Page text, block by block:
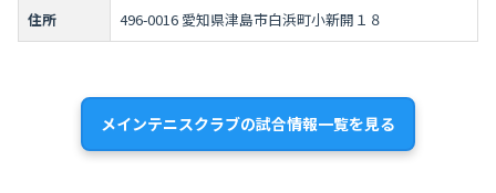
住所 496-0016 愛知県津島市白浜町小新開１８
メインテニスクラブの試合情報一覧を見る